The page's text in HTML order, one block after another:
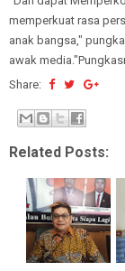
memperkuat rasa
anak bangsa,"
awak
Share:
Related Posts: